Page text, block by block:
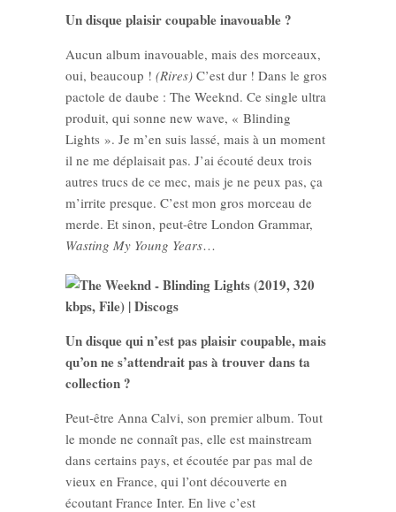
Un disque plaisir coupable inavouable ?
Aucun album inavouable, mais des morceaux,
oui, beaucoup ! (Rires) C’est dur ! Dans le gros
pactole de daube : The Weeknd. Ce single ultra
produit, qui sonne new wave, « Blinding
Lights ». Je m’en suis lassé, mais à un moment
il ne me déplaisait pas. J’ai écouté deux trois
autres trucs de ce mec, mais je ne peux pas, ça
m’irrite presque. C’est mon gros morceau de
merde. Et sinon, peut-être London Grammar,
Wasting My Young Years…
Un disque qui n’est pas plaisir coupable, mais
qu’on ne s’attendrait pas à trouver dans ta
collection ?
Peut-être Anna Calvi, son premier album. Tout
le monde ne connaît pas, elle est mainstream
dans certains pays, et écoutée par pas mal de
vieux en France, qui l’ont découverte en
écoutant France Inter. En live c’est